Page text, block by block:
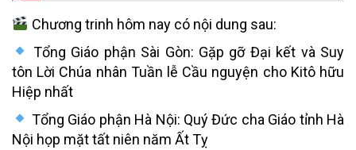
Chương trinh hôm nay có nội dung sau:
Tổng Giáo phận Sài Gòn: Gặp gỡ Đại kết và Suy
tôn Lời Chúa nhân Tuần lễ Cầu nguyện cho Kitô hữu
Hiệp nhất
Tổng Giáo phận Hà Nội: Quý Đức cha Giáo tỉnh Hà
Nội họp mặt tất niên năm Ất Tỵ